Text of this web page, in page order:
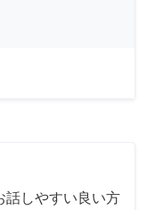
話しやすい良い方